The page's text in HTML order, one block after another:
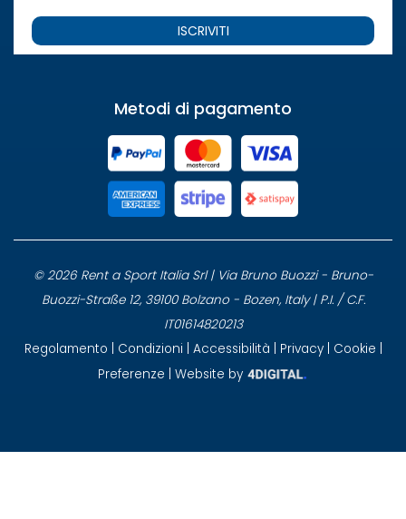
ISCRIVITI
Metodi di pagamento
© 2026 Rent a Sport Italia Srl | Via Bruno Buozzi - Bruno-
Buozzi-Straße 12, 39100 Bolzano - Bozen, Italy | P.I. / C.F.
IT01614820213
Regolamento
Condizioni Accessibilità Privacy| Cookie
Preferenze | Website by